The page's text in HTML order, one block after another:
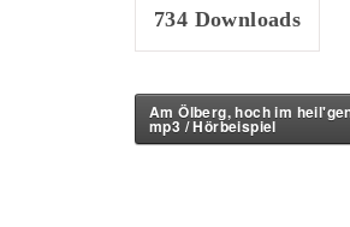
734 Downloads
Am Ölberg, hoch im
mp3 / Hörbeispiel